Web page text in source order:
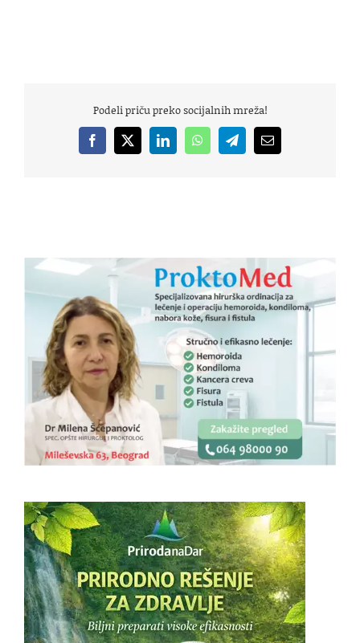
Podeli priču preko socijalnih mreža!
Facebook
X LinkedInWhatsAppTelegramEmail